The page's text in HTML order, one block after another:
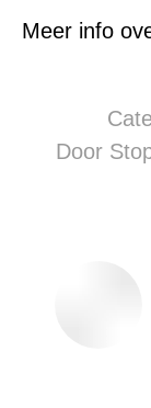
Meer info
Door